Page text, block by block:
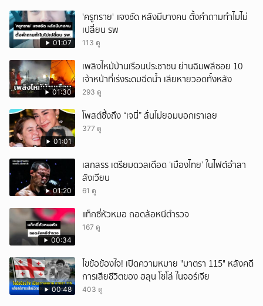
01:07
'ครูทราย' แจงชัด หลังมีบางคน ตั้งคำถามทำไมไม่
เปลี่ยน รพ
113 ดู
01:30
เพลิงไหม้บ้านเรือนประชาชน ย่านฉิมพลีซอย 10
เจ้าหน้าที่เร่งระดมฉีดน้ำ เสียหายวอดทั้งหลัง
293 ดู
01:01
โพสต์ซึ้งถึง “เจนี่” ลั่นไม่ยอมบอกเราเลย
377 ดู
01:20
เสกสรร เตรียมดวลเดือด ‘เมืองไทย’ ในไฟต์อำลา
สังเวียน
61 ดู
00:34
แท็กซี่หัวหมอ ถอดล้อหนีตำรวจ
167 ดู
00:48
ไขข้อข้องใจ! เปิดความหมาย "มาตรา 115" หลังคดี
การเสียชีวิตของ ฮลุน โซโล่ ในจอร์เจีย
403 ดู